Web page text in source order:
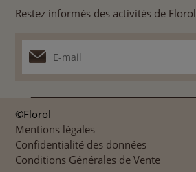
Restez informés des activités de Florol
©Florol
Mentions légales
Confidentialité des données
Conditions Générales de Vente